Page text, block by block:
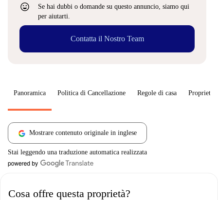
sentiment_very_satisfied
Se hai dubbi o domande su questo annuncio, siamo qui
per aiutarti.
Contatta il Nostro Team
Panoramica Politica di Cancellazione Regole di casa
Mostrare contenuto originale in inglese
Stai leggendo una traduzione automatica realizzata
Cosa offre questa proprietà?